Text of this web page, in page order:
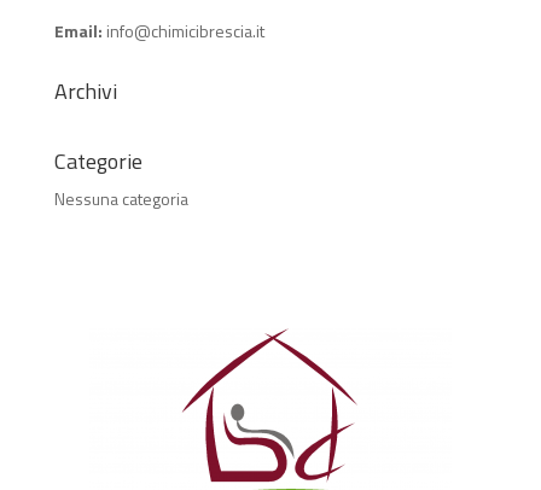
Email: info@chimicibrescia.it
Archivi
Categorie
Nessuna categoria